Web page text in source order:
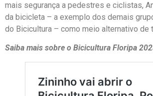
mais segurança a pedestres e ciclistas,
da bicicleta – a exemplo dos demais
do Bicicultura – como meio alternativo de
Saiba mais sobre o Bicicultura Floripa